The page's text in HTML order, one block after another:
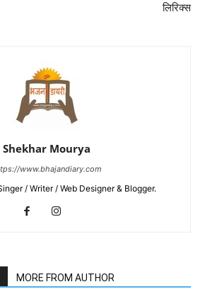
लिरिक्स
Shekhar Mourya
www.bhajandiary.com
/ Writer / Web Designer & Blogger.
MORE FROM AUTHOR